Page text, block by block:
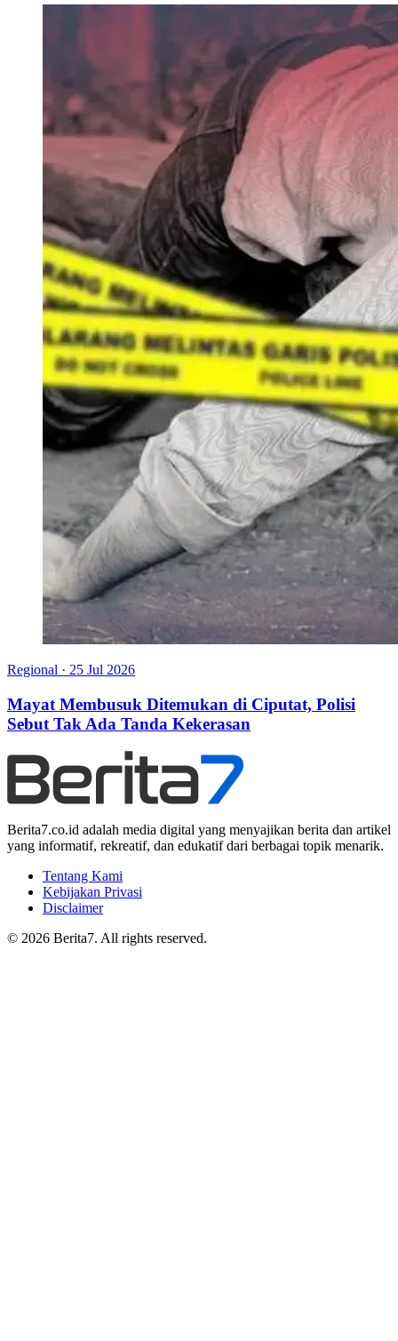
Regional · 25 Jul 2026
Mayat Membusuk Ditemukan di Ciputat, Polisi
Sebut Tak Ada Tanda Kekerasan
Berita7.co.id adalah media digital yang menyajikan berita dan artikel
yang informatif, rekreatif, dan edukatif dari berbagai topik menarik.
Tentang Kami
Kebijakan Privasi
Disclaimer
© 2026 Berita7. All rights reserved.